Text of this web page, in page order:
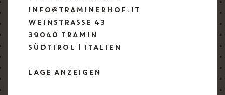
INFO@TRAMINERHOF.IT
WEINSTRASSE 43
39040 TRAMIN
SÜDTIROL | ITALIEN
LAGE ANZEIGEN